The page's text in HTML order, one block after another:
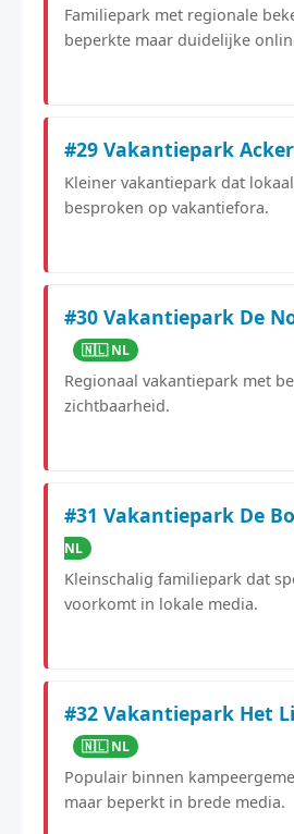
Familiepark met regionale
beperkte maar duidelijke
#29 Vakantiepark
Kleiner vakantiepark dat
besproken op vakantiefora.
#30 Vakantiepark De
🇳🇱 NL
Regionaal vakantiepark met
zichtbaarheid.
#31 Vakantiepark De
NL
Kleinschalig familiepark dat
voorkomt in lokale media.
#32 Vakantiepark Het
🇳🇱 NL
Populair binnen
maar beperkt in brede media.